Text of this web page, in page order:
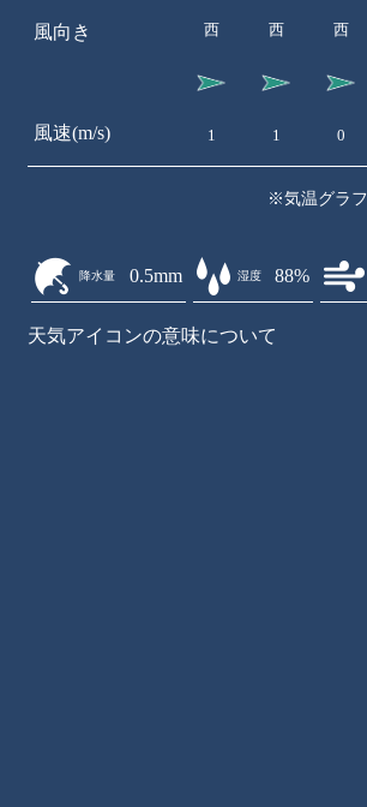
風向き
風速(m/s)
西 西 西
1 1 0
※気温グラ
降水量 0.5mm 湿度 88%
天気アイコンの意味について